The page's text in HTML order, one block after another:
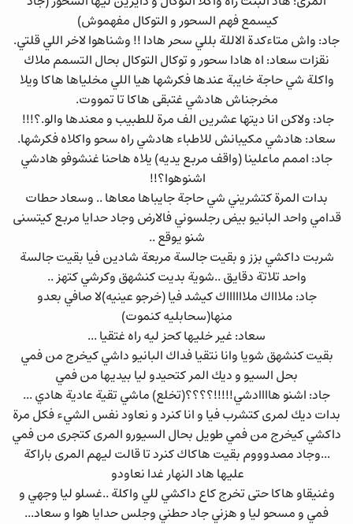
كيسمع فهم السحور و التوكال مفهموش)
جاد: واش متاءكدة الاللة بللي سحر هادا !! وشناهوا لاخر اللي قلتي.
نقزات سعاد: اه هادا سحور و توكال التوكال بحال التسمم ملاك
واكلة شي حاجة خايبة عندها فكرشها هيا اللي مخلياها هاكا ويلا
مخرجناش هادشي غتبقى هاكا تا تمووت.
جاد: ولاكن انا ديتها عشرين الف مرة للطبيب و معندها والو.؟!!!
سعاد: هادشي مكيبانش للاطباء هادشي راه سحو واكلاه فكرشها.
جاد: اممم ماعلينا (واقف مربع يديه) يلاه هاحنا غنشوفو هادشي
اشنوهوا؟!!
بدات المرة كتشريني شي حاجة جايباها معاها .. وسعاد حطات
قدامي واحد البانيو بيض رجلسوني فالارض وجاد حدايا مربع كيتسنى
شنو يوقع ..
شربت داكشي بزز و بقيت جالسة مربعة شادين فيا بقيت جالسة
واحد تلاتة دقايق ..شوية بديت كنشهق وكرشي كتهز ..
جاد: ملاااك ملااااااك كيشد فيا (خرجو عينيه)لا صافي بعدو
منها(سحابليه كنموت)
سعاد: غير خليها كحز ليه راه غتقيا ...
بقيت كنشهق شويا وانا نتقيا فداك البانيو داشي كيخرج من فمي
بحل السيو و ديك المر كتحيدو ليا بيديها من فمي
جاد: اشنو هاااادشي!!!!!؟؟؟؟(تخلع) ماشي تقية عادية هادي ...
بدات ديك لمرى كتشرب فيا و انا كنرد و نعاود نفس الشيء فكل مرة
داكشي كيخرج من فمي طويل بحال السيورو المرى كتجرى من فمي
...وجاد مصدوووم بقيت هاكاك كنرد تا قالت ليهم المرى باراكة
عليها هاد النهار غدا نعاودو
وغنيقاو هاكا حتى تخرج كاع داكشي للي واكلة ..غسلو ليا وجهي و
فمي و مسحو ليا و هزني جاد حطني وجلس حدايا هوا و سعاد...